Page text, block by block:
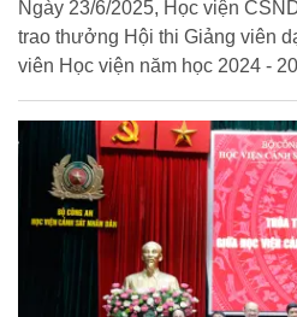
Ngày 23/6/2025, Học viện
trao thưởng Hội thi Giảng viên
viên Học viện năm học 2024 -